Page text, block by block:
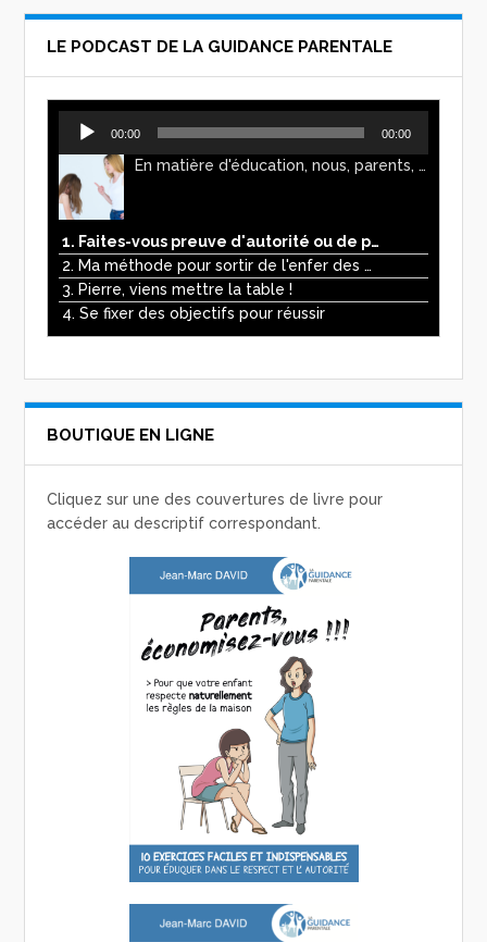
LE PODCAST DE LA GUIDANCE PARENTALE
Lecteur
audio
00:00 00:00
En matière d'éducation, nous, parents, avons l'impression de faire preuve d'autorité. Mais n'est-ce pas, parfois, plutôt un jeu de pouvoir ? Ce podcast vous permettra d'y voir plus clair !
1. Faites-vous preuve d'autorité ou de pouvoir avec vos enfants ?
2. Ma méthode pour sortir de l'enfer des écrans
3. Pierre, viens mettre la table !
4. Se fixer des objectifs pour réussir
BOUTIQUE EN LIGNE
Cliquez sur une des couvertures de livre pour
accéder au descriptif correspondant.